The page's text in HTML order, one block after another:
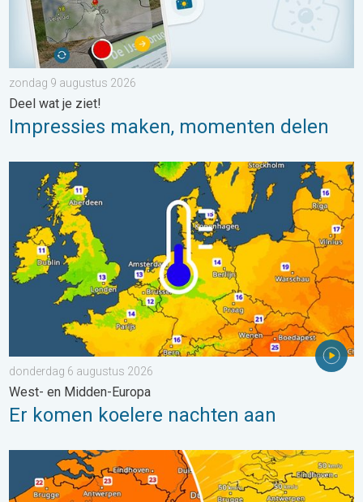
zondag 9 augustus 2026
Deel wat je ziet!
Impressies maken, momenten delen
Er komen koelere nachten aan. West- en Midden-Europa. . .
donderdag 6 augustus 2026
West- en Midden-Europa
Er komen koelere nachten aan
Koeler weer op komst. Maxima onder 25 graden. . . dinsdag